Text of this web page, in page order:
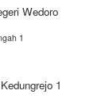
Wedoro
1
1